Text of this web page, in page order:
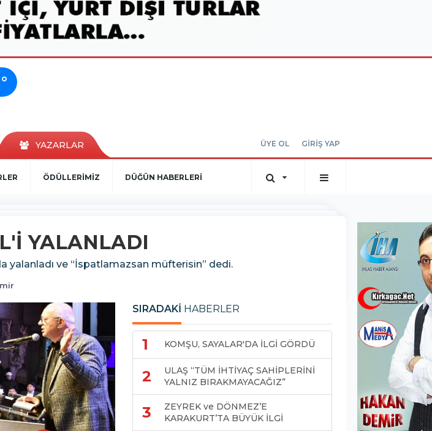
°
YAZARLAR ÜYE OL GİRİŞ YAP
ÖDÜLLERİMİZ DÜĞÜN HABERLERİ
YALANLADI
yalanladı ve “İspatlamazsan müfterisin” dedi.
SIRADAKİ HABERLER
1 KOMŞU, SAYALAR'DA İLGİ GÖRDÜ
2
ULAŞ “TÜM İHTİYAÇ SAHİPLERİNİ
YALNIZ BIRAKMAYACAĞIZ”
3
ZEYREK ve DÖNMEZ’E
KARAKURT’TA BÜYÜK İLGİ